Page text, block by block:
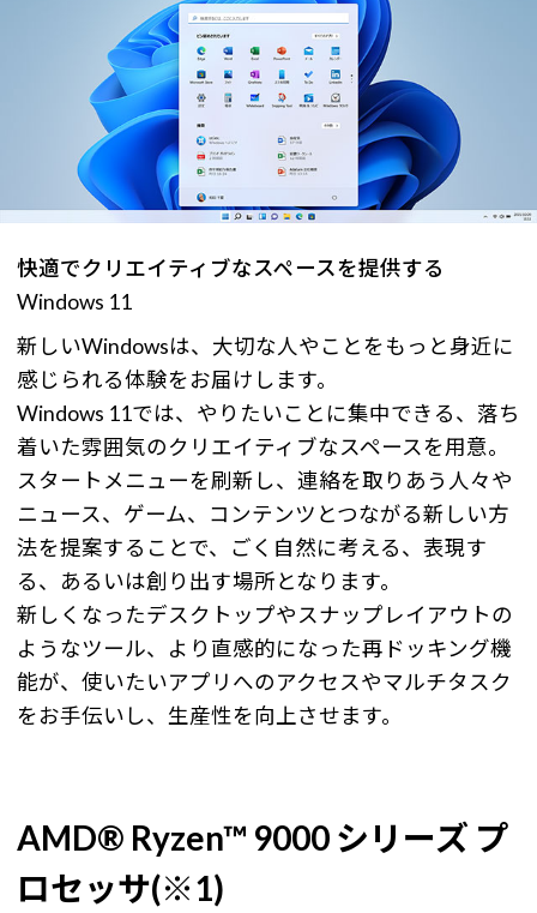
快適でクリエイティブなスペースを提供する
Windows 11
新しいWindowsは、大切な人やことをもっと身近に
感じられる体験をお届けします。
Windows 11では、やりたいことに集中できる、落ち
着いた雰囲気のクリエイティブなスペースを用意。
スタートメニューを刷新し、連絡を取りあう人々や
ニュース、ゲーム、コンテンツとつながる新しい方
法を提案することで、ごく自然に考える、表現す
る、あるいは創り出す場所となります。
新しくなったデスクトップやスナップレイアウトの
ようなツール、より直感的になった再ドッキング機
能が、使いたいアプリへのアクセスやマルチタスク
をお手伝いし、生産性を向上させます。
AMD® Ryzen™ 9000 シリーズ プ
ロセッサ(※1)